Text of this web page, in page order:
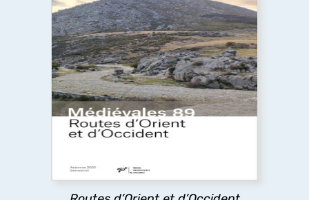
Routes d’Orient et d’Occident
Pèlerins, marchands et autres voyageurs
sillonnent les routes médiévales, y compris dans
des espaces inhospitaliers, ignorant sans doute
que les infrastructures routières qu’ils